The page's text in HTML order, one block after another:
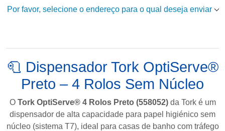
Por favor, selecione o endereço para o qual deseja enviar
🧻 Dispensador Tork OptiServe®
Preto – 4 Rolos Sem Núcleo
O Tork OptiServe® 4 Rolos Preto (558052)da Torké um
dispensador de alta capacidade para papel higiénico sem
núcleo (sistema T7), ideal para casas de banho com tráfego